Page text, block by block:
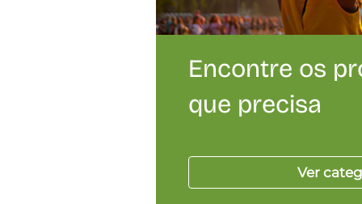
Encontre os
que precisa
Ver